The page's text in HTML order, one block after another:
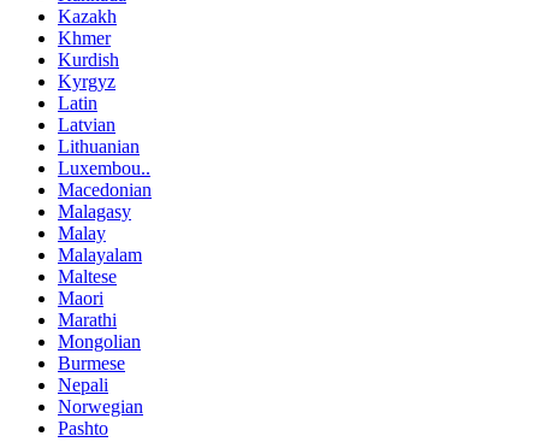
Kazakh
Khmer
Kurdish
Kyrgyz
Latin
Latvian
Lithuanian
Luxembou..
Macedonian
Malagasy
Malay
Malayalam
Maltese
Maori
Marathi
Mongolian
Burmese
Nepali
Norwegian
Pashto